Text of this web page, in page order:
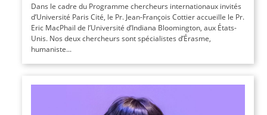
Dans le cadre du Programme chercheurs internationaux invités
d’Université Paris Cité, le Pr. Jean-François Cottier accueille le Pr.
Eric MacPhail de l’Université d’Indiana Bloomington, aux États-
Unis. Nos deux chercheurs sont spécialistes d’Érasme,
humaniste...